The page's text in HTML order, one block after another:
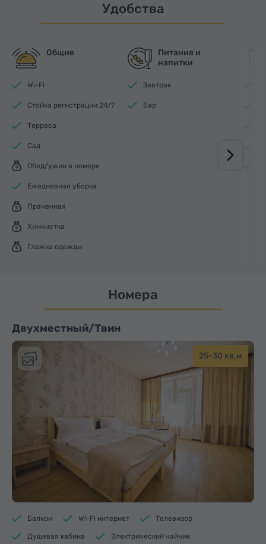
Удобства
Общие
Wi-Fi
Стойка регистрации 24/7
Терраса
Сад
Обед/ужин в номере
Ежедневная уборка
Прачечная
Химчистка
Глажка одежды
Питание и
напитки
Завтрак
Бар
Двухместный/Твин
25-30 кв.м
Балкон Wi-Fi интернет Телевизор
Душевая кабина Электрический чайник
Номера